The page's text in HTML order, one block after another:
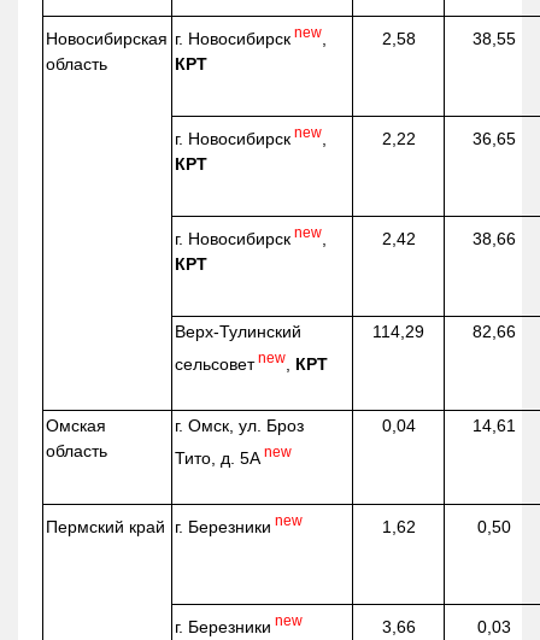
Новосибирская
область
г. Новосибирск new
КРТ
2,58 38,55
г. Новосибирск new
КРТ
2,22 36,65
г. Новосибирск new
КРТ
2,42 38,66
Верх-Тулинский
сельсовет new КРТ
114,29 82,66
Омская
область
г. Омск, ул. Броз
Тито, д. 5А new
0,04 14,61
Пермский край г. Березники new 1,62 0,50
г. Березники new 3,66 0,03